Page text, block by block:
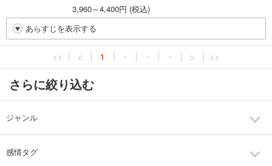
3,960～4,400円 (税込)
あらすじを表示する
<< < 1 ・ ・ ・ > >>
さらに絞り込む
ジャンル
感情タグ